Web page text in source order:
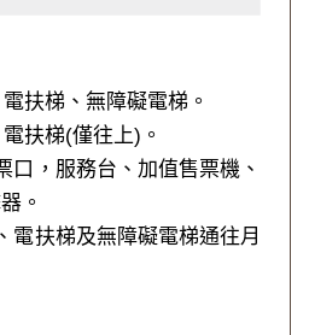
扶梯、無障礙電梯。
扶梯(僅往上)。
口，服務台、加值售票機、
。
電扶梯及無障礙電梯通往月